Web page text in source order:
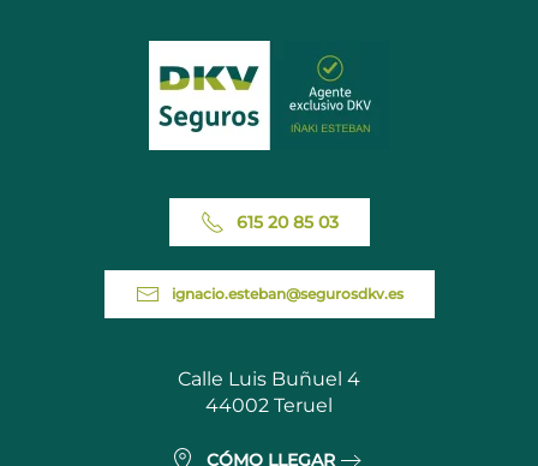
615 20 85 03
ignacio.esteban@segurosdkv.es
Calle Luis Buñuel 4
44002 Teruel
CÓMO LLEGAR